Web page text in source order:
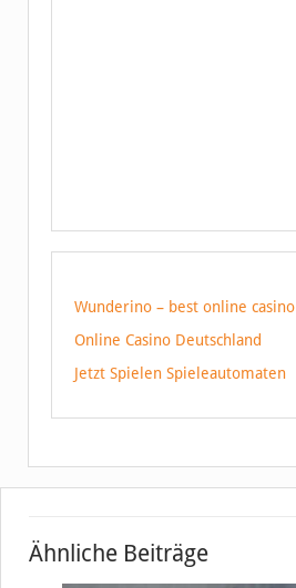
Wunderino – best online casino
Online Casino Deutschland
Jetzt Spielen Spieleautomaten
Ähnliche Beiträge